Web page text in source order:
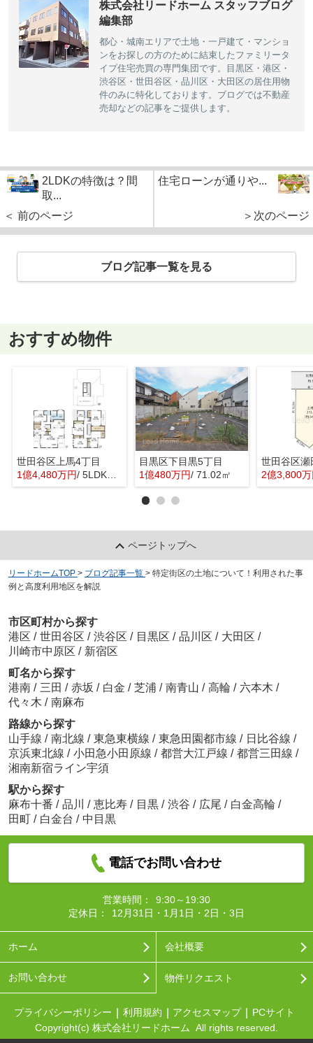
株式会社リードホーム スタッフブログ
編集部
都心・城南エリアで土地・一戸建て・マンショ
ンをお探しの方のために結束したファミリータ
イプ住宅売買の専門集団です。目黒区・港区・
渋谷区・世田谷区・品川区・大田区の居住用物
件のみに特化しております。ブログでは不動産
売却などの記事をご提供します。
2LDKの特徴は？間
取...
＜ 前のページ
住宅ローンが通りや...
＞次のページ
ブログ記事一覧を見る
おすすめ物件
世田谷区上馬4丁目
1億4,480万円/ 5LDK＋1S(納戸)
目黒区下目黒5丁目
1億480万円/ 71.02㎡
世田谷区瀬
2億3,800
ページトップへ
リードホームTOP > ブログ記事一覧 > 特定街区の土地について！利用された事
例と高度利用地区を解説
市区町村から探す
港区 / 世田谷区 / 渋谷区 / 目黒区 / 品川区 / 大田区 /
川崎市中原区 / 新宿区
町名から探す
港南 / 三田 / 赤坂 / 白金 / 芝浦 / 南青山 / 高輪 / 六本木 /
代々木 / 南麻布
路線から探す
山手線 / 南北線 / 東急東横線 / 東急田園都市線 / 日比谷線 /
京浜東北線 / 小田急小田原線 / 都営大江戸線 / 都営三田線 /
湘南新宿ライン宇須
駅から探す
麻布十番 / 品川 / 恵比寿 / 目黒 / 渋谷 / 広尾 / 白金高輪 /
田町 / 白金台 / 中目黒
電話でお問い合わせ
営業時間：
9:30～19:30
定休日：
12月31日・1月1日・2日・3日
ホーム 会社概要
お問い合わせ 物件リクエスト
プライバシーポリシー 利用規約 アクセスマップ
PCサイト
Copyright(c) 株式会社リードホーム All rights reserved.